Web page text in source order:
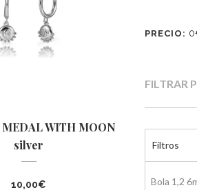
WITH MOON
silver
10,00€
PRECIO:
FILTRAR
Filtros
Bola 1,2